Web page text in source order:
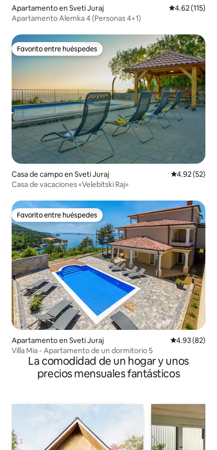
Apartamento en Sveti Juraj Calificación
4.62 (115)
Apartamento Alemka 4 (Personas 4+1)
Favorito entre huéspedes
Favorito entre huéspedes
Casa de campo en Sveti Juraj Calificación
4.92 (52)
Casa de vacaciones «Velebitski Raj»
Favorito entre huéspedes
Favorito entre huéspedes
Apartamento en Sveti Juraj Calificación
4.93 (82)
Villa Mia - Apartamento de un dormitorio 5
La comodidad de un hogar y unos
precios mensuales fantásticos